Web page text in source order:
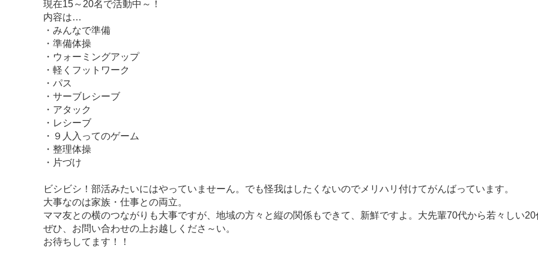
現在15～20名で活動中～！
内容は…
・みんなで準備
・準備体操
・ウォーミングアップ
・軽くフットワーク
・パス
・サーブレシーブ
・アタック
・レシーブ
・９人入ってのゲーム
・整理体操
・片づけ
ビシビシ！部活みたいにはやっていませーん。でも怪我はしたくないのでメリハリ付けてがんばっています。
大事なのは家族・仕事との両立。
ママ友との横のつながりも大事ですが、地域の方々と縦の関係もできて、新鮮ですよ。大先輩70代から若々しい20
ぜひ、お問い合わせの上お越しくださ～い。
お待ちしてます！！